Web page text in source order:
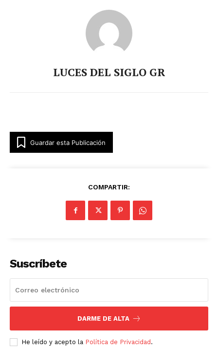
LUCES DEL SIGLO GR
Guardar esta Publicación
COMPARTIR:
Suscríbete
DARME DE ALTA
He leído y acepto la Política de Privacidad .